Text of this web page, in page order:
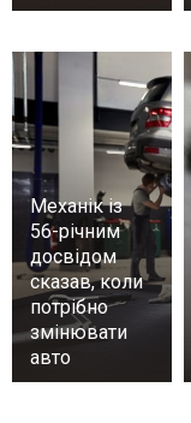
Механік із
56-річним
досвідом
сказав, коли
потрібно
змінювати
авто